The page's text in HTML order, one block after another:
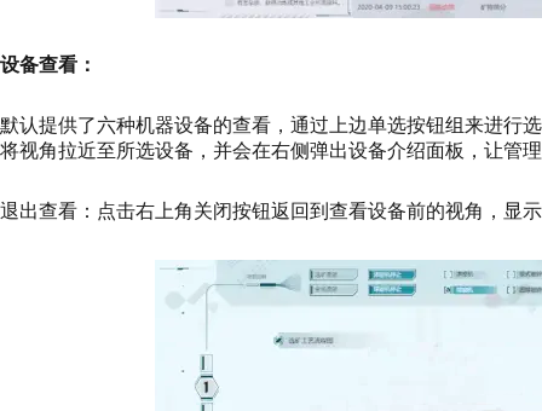
设备查看：
默认提供了六种机器设备的查看，通过上边单选按钮组来进行
将视角拉近至所选设备，并会在右侧弹出设备介绍面板，让管
退出查看：点击右上角关闭按钮返回到查看设备前的视角，显